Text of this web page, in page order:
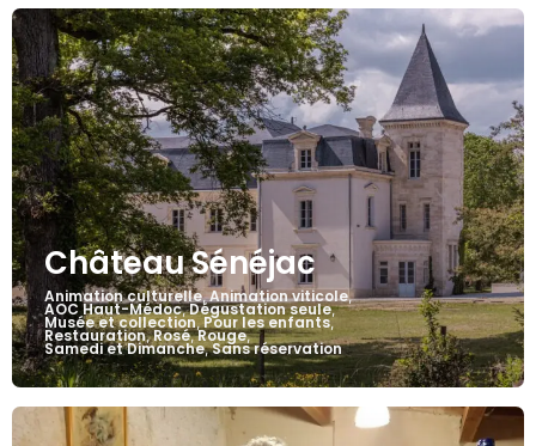
Château Sénéjac
Animation culturelle,Animation viticole,
AOC Haut-Médoc,Dégustation seule,
Musée et collection,Pour les enfants,
Restauration,Rosé,Rouge,
Samedi et Dimanche,Sans réservation